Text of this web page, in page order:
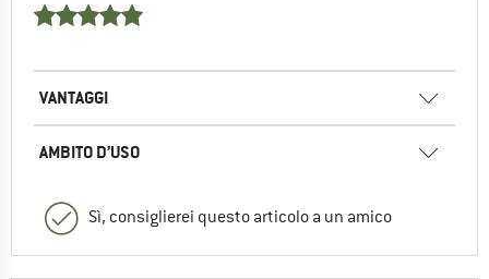
VANTAGGI
AMBITO D’USO
Sì, consiglierei questo articolo a un amico